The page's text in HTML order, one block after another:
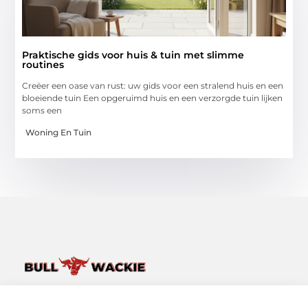
Praktische gids voor huis & tuin met slimme
routines
Creëer een oase van rust: uw gids voor een stralend huis en een
bloeiende tuin Een opgeruimd huis en een verzorgde tuin lijken
soms een
Woning En Tuin